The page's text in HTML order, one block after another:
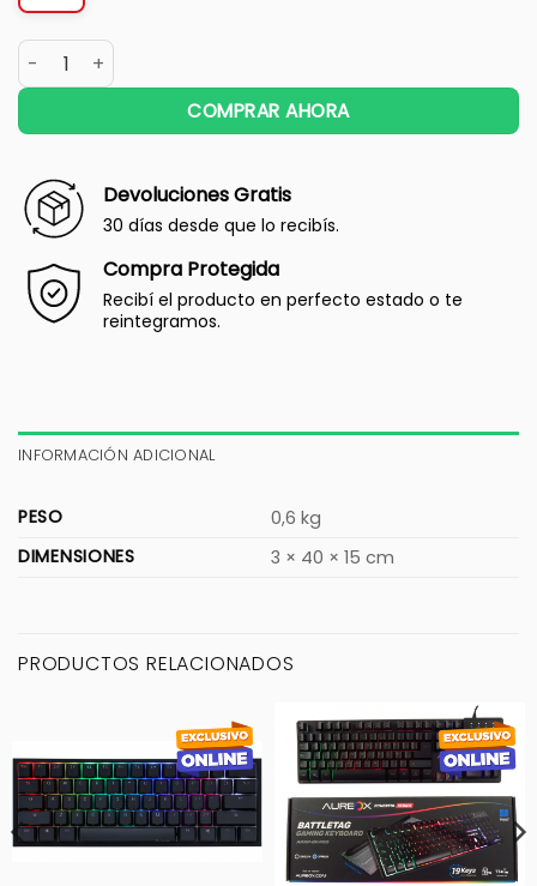
COMPRAR AHORA
Devoluciones Gratis
30 días desde que lo recibís.
Compra Protegida
Recibí el producto en perfecto estado o te
reintegramos.
INFORMACIÓN ADICIONAL
PESO
0,6 kg
DIMENSIONES
3 × 40 × 15 cm
PRODUCTOS RELACIONADOS